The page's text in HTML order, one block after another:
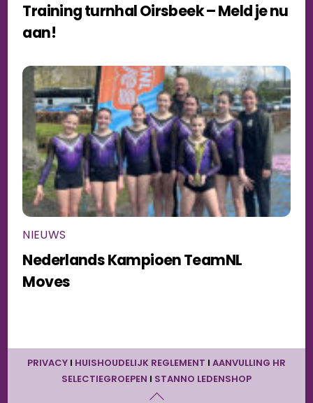
Training turnhal Oirsbeek – Meld je nu
aan!
NIEUWS
Nederlands Kampioen TeamNL
Moves
BACK
TO
TOP
PRIVACY I HUISHOUDELIJK REGLEMENT I AANVULLING HR
SELECTIEGROEPEN I STANNO LEDENSHOP